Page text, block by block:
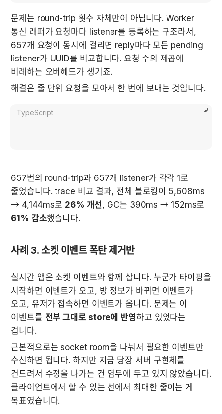
문제는 round-trip 횟수 자체만이 아닙니다. Worker
통신 래퍼가 요청마다 listener를 등록하는 구조라서,
657개 요청이 동시에 걸리면 reply마다 모든 pending
listener가 UUID를 비교합니다. 요청 수의 제곱에
비례하는 오버헤드가 생기죠.
해결은 줄 단위 요청을 모아서 한 번에 보내는 것입니다.
TypeScript
657번의 round-trip과 657개 listener가 각각 1로
줄었습니다. trace 비교 결과, 전체 블로킹이 5,608ms
→ 4,144ms로 26% 개선
61% 감소했습니다.
사례 3. 소켓 이벤트 폭탄 제거반
실시간 앱은 소켓 이벤트와 함께 삽니다. 누군가 타이핑을
시작하면 이벤트가 오고, 방 정보가 바뀌면 이벤트가
오고, 유저가 접속하면 이벤트가 옵니다. 문제는 이
이벤트를 전부 그대로 store에 반영하고 있었다는
겁니다.
근본적으로는 socket room을 나눠서 필요한 이벤트만
수신하면 됩니다. 하지만 지금 당장 서버 구현체를
건드려서 수정을 나가는 건 염두에 두고 있지 않았습니다.
클라이언트에서 할 수 있는 선에서 최대한 줄이는 게
목표였습니다.